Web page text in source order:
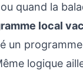
quand la
local
un
logique